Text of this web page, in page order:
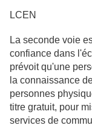
LCEN
La seconde voie
confiance dans
prévoit qu'une
la connaissance
personnes
titre gratuit, pour
services de